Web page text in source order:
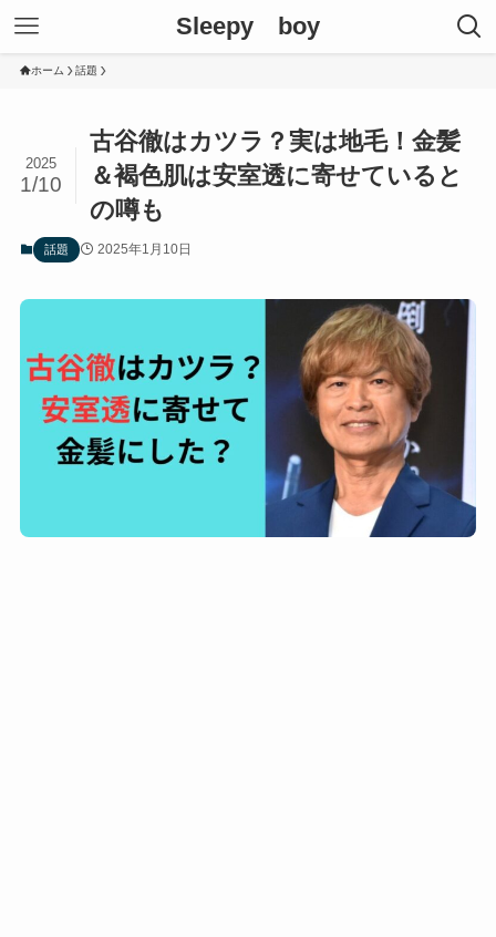
Sleepy boy
ホーム 話題
古谷徹はカツラ？実は地毛！金髪
＆褐色肌は安室透に寄せていると
の噂も
2025
1/10
話題 2025年1月10日